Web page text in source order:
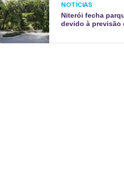
NOTÍCIAS
Niterói fecha
devido à previsão